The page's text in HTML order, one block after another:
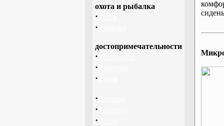
охота и рыбалка
·
·
достопримечательности
·
·
·
·
·
·